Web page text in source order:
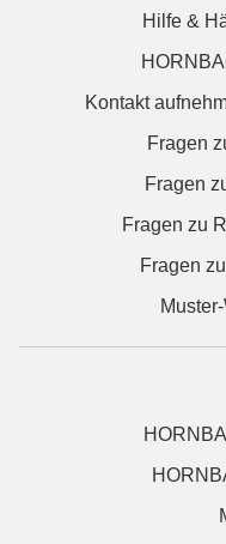
Hilfe &
Kontakt
Fragen
Fragen
Fragen zu
Fragen